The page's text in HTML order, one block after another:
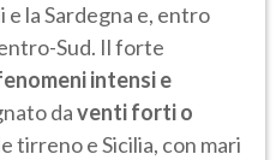
la Sardegna e, entro
Sud. Il forte
intensi e
daventi forti o
tirreno e Sicilia, con mari